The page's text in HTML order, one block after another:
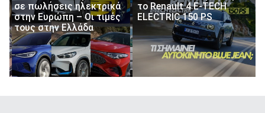
σε πωλήσεις ηλεκτρικά
στην Ευρώπη – Οι τιμές
τους στην Ελλάδα
το Renault 4 E-TECH
ELECTRIC 150 PS